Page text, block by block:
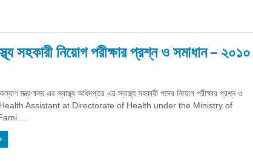
সহকারী নিয়োগ পরীক্ষার প্রশ্ন ও সমাধান – ২০১০
মন্ত্রণালয় এর স্বাস্থ্য অধিদপ্তর এর স্বাস্থ্য সহকারী পদের নিয়োগ পরীক্ষার প্রশ্ন ও
Health Assistant at Directorate of Health under the Ministry of
...